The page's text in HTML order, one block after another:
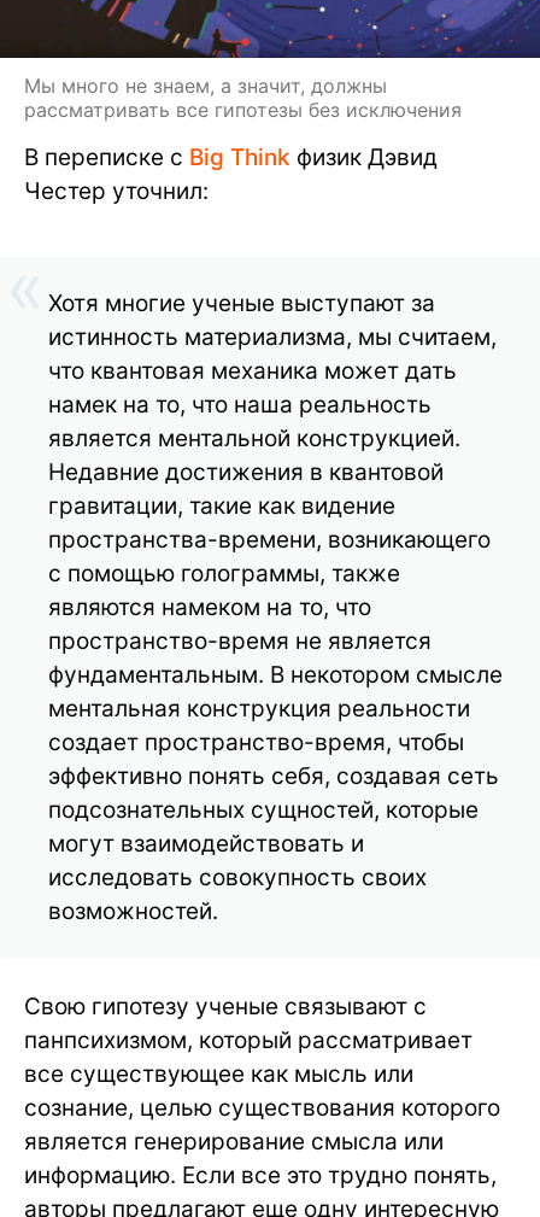
Мы много не знаем, а значит, должны
рассматривать все гипотезы без исключения
В переписке с Big Think физик Дэвид
Честер уточнил:
Хотя многие ученые выступают за
истинность материализма, мы считаем,
что квантовая механика может дать
намек на то, что наша реальность
является ментальной конструкцией.
Недавние достижения в квантовой
гравитации, такие как видение
пространства-времени, возникающего
с помощью голограммы, также
являются намеком на то, что
пространство-время не является
фундаментальным. В некотором смысле
ментальная конструкция реальности
создает пространство-время, чтобы
эффективно понять себя, создавая сеть
подсознательных сущностей, которые
могут взаимодействовать и
исследовать совокупность своих
возможностей.
Свою гипотезу ученые связывают с
панпсихизмом, который рассматривает
все существующее как мысль или
сознание, целью существования которого
является генерирование смысла или
информацию. Если все это трудно понять,
авторы предлагают еще одну интересную